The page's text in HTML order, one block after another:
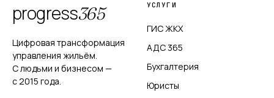
progress365
Цифровая трансформация
управления жильём.
С людьми и бизнесом —
с 2015 года.
УСЛУГИ
ГИС ЖКХ
АДС 365
Бухгалтерия
Юристы